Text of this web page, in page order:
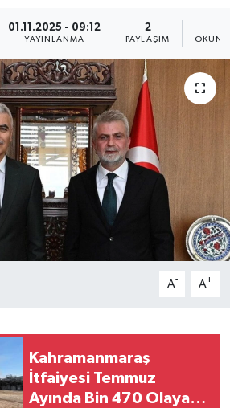
01.11.2025 - 09:12
YAYINLANMA
2
PAYLAŞIM
A- A+
Kahramanmaraş
İtfaiyesi Temmuz
Ayında Bin 470 Olaya